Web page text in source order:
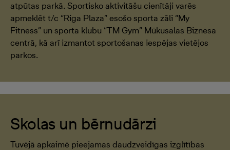
atpūtas parkā. Sportisko aktivitāšu cienītāji varēs
apmeklēt t/c “Riga Plaza” esošo sporta zāli “My
Fitness” un sporta klubu “TM Gym” Mūkusalas Biznesa
centrā, kā arī izmantot sportošanas iespējas vietējos
parkos.
Skolas un bērnudārzi
Tuvējā apkaimē pieejamas daudzveidīgas izglītības